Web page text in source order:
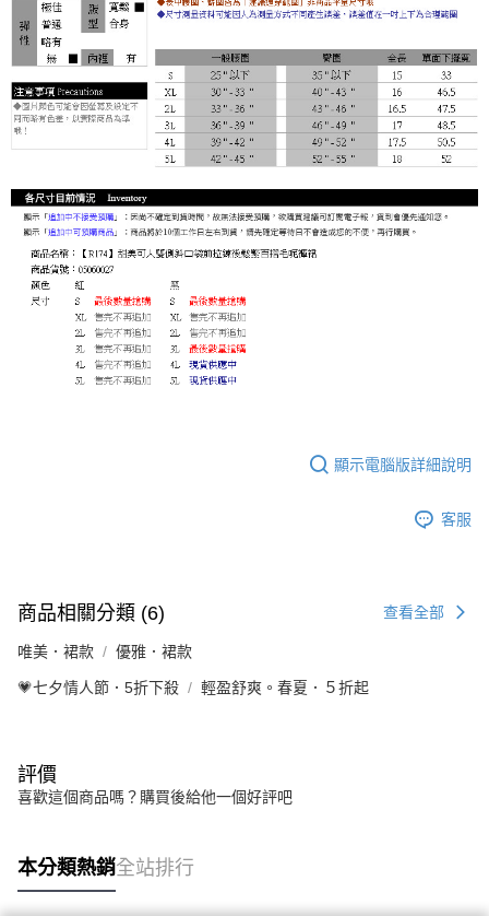
顯示電腦版詳細說明
客服
商品相關分類 (6) 查看全部
唯美．裙款 優雅．裙款
💗七夕情人節．5折下殺 輕盈舒爽。春夏．５折起
評價
喜歡這個商品嗎？購買後給他一個好評吧
本分類熱銷全站排行